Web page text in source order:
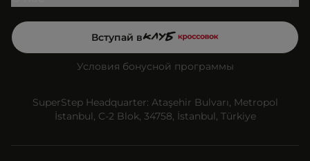
Вступай в
Условия бонусной программы
SuperStep Headquarter: Ataşehir Bulvarı, Metropol
İstanbul, C-2 Blok, 34758, İstanbul, Türkiye